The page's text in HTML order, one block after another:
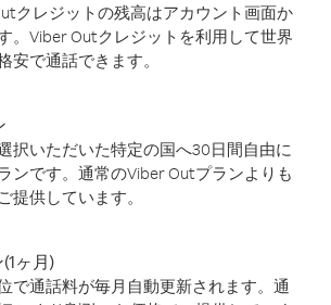
クレジットの残高はアカウント画面か
。Viber Outクレジットを利用して世界
安で通話できます。
択いただいた特定の国へ30日間自由に
ンです。通常のViber Outプランよりも
提供しています。
ヶ月)
で通話料が毎月自動更新されます。通